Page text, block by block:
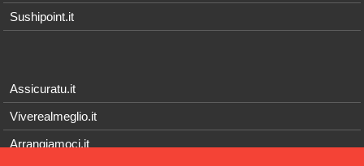
Sushipoint.it
Assicuratu.it
Viverealmeglio.it
Arrangiamoci.it